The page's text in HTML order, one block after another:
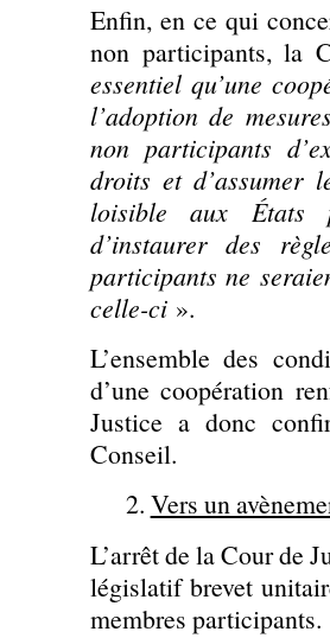
Enfin, en ce qui
non participants, la
essentiel qu’une
l’adoption de
non participants
droits et d’assumer
loisible aux États
d’instaurer des
participants ne
celle-ci ».
L’ensemble des
d’une coopération
Justice a donc
Conseil.
2. Vers un
L’arrêt de la Cour de
législatif brevet
membres participants.